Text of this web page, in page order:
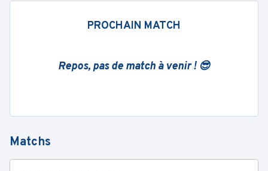
PROCHAIN MATCH
Repos, pas de match à venir ! 😎
Matchs